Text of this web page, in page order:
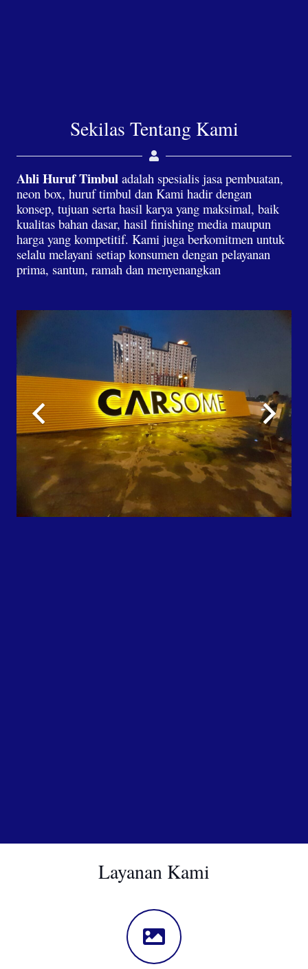
Sekilas Tentang Kami
Ahli Huruf Timbul adalah spesialis jasa pembuatan,
neon box, huruf timbul dan Kami hadir dengan
konsep, tujuan serta hasil karya yang maksimal, baik
kualitas bahan dasar, hasil finishing media maupun
harga yang kompetitif. Kami juga berkomitmen untuk
selalu melayani setiap konsumen dengan pelayanan
prima, santun, ramah dan menyenangkan
Layanan Kami